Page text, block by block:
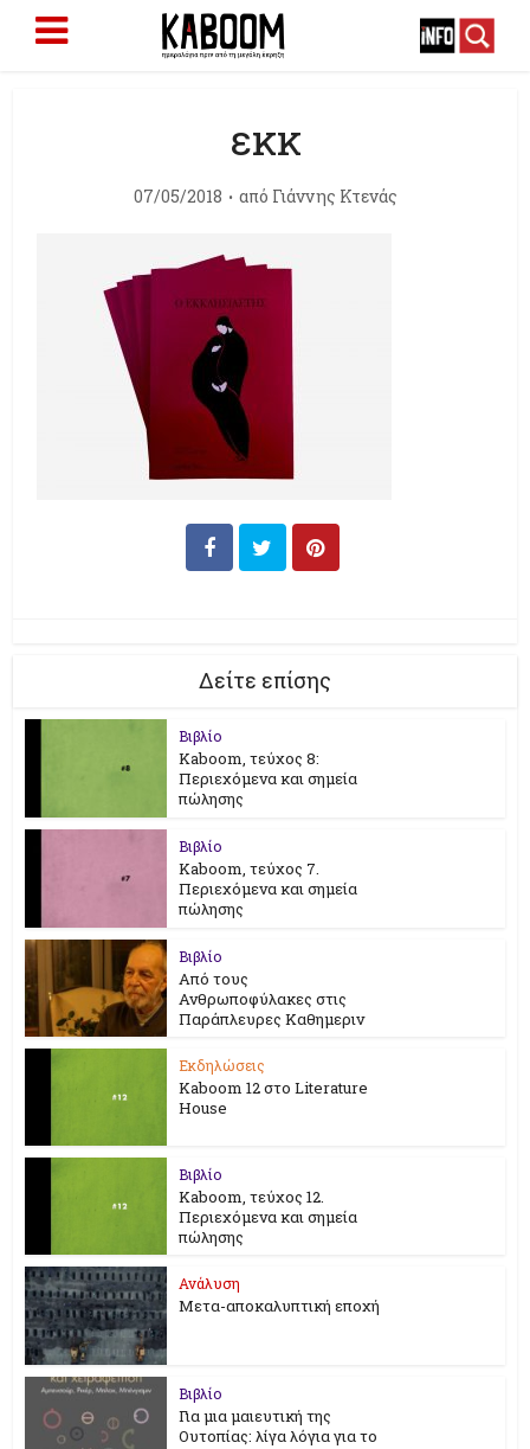
εκκ
07/05/2018 από Γιάννης Κτενάς
Δείτε επίσης
Βιβλίο
Kaboom, τεύχος 8:
Περιεχόμενα και σημεία
πώλησης
Βιβλίο
Kaboom, τεύχος 7.
Περιεχόμενα και σημεία
πώλησης
Βιβλίο
Από τους
Ανθρωποφύλακες στις
Παράπλευρες Καθημεριν
Εκδηλώσεις
Kaboom 12 στο Literature
House
Βιβλίο
Kaboom, τεύχος 12.
Περιεχόμενα και σημεία
πώλησης
Ανάλυση
Μετα-αποκαλυπτική εποχή
Βιβλίο
Για μια μαιευτική της
Ουτοπίας: λίγα λόγια για το